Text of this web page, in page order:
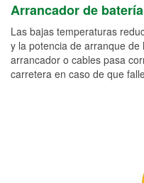
Arrancador de
Las bajas temperaturas
y la potencia de arranque
arrancador o cables pasa
carretera en caso de que